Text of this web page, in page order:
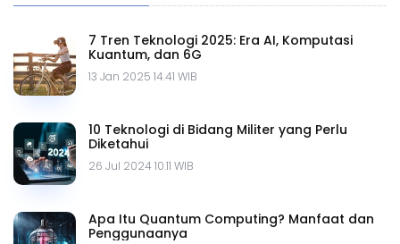
7 Tren Teknologi 2025: Era AI, Komputasi
Kuantum, dan 6G
13 Jan 2025 14.41 WIB
10 Teknologi di Bidang Militer yang Perlu
Diketahui
26 Jul 2024 10.11 WIB
Apa Itu Quantum Computing? Manfaat dan
Penggunaanya